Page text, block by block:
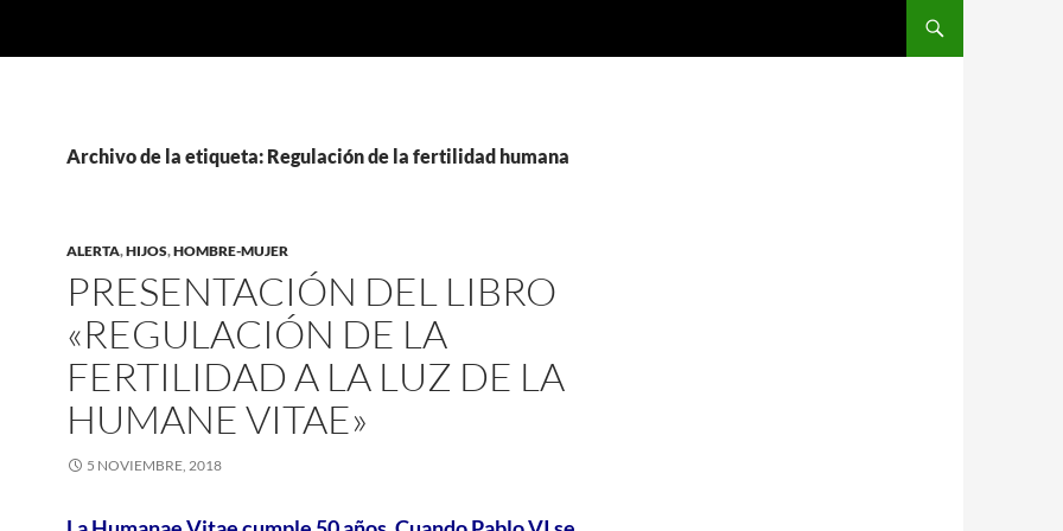
Archivo de la etiqueta: Regulación de la fertilidad humana
ALERTA,HIJOS,HOMBRE-MUJER
PRESENTACIÓN DEL LIBRO
«REGULACIÓN DE LA
FERTILIDAD A LA LUZ DE LA
HUMANE VITAE»
5 NOVIEMBRE, 2018